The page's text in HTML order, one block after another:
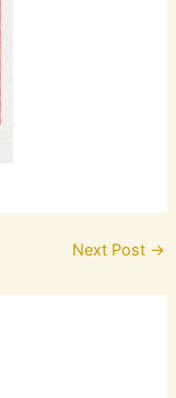
Next Post →